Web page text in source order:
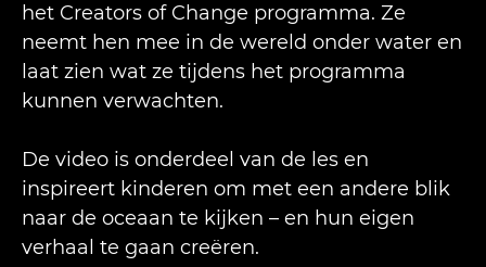
het Creators of Change programma. Ze
neemt hen mee in de wereld onder water en
laat zien wat ze tijdens het programma
kunnen verwachten.
De video is onderdeel van de les en
inspireert kinderen om met een andere blik
naar de oceaan te kijken – en hun eigen
verhaal te gaan creëren.